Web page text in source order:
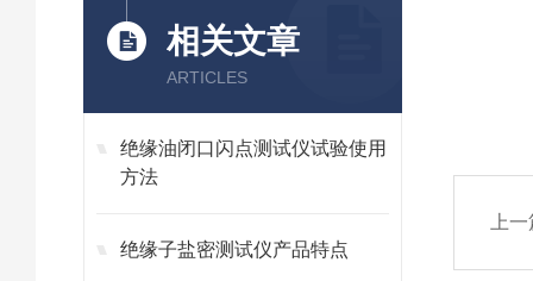
相关文章
ARTICLES
绝缘油闭口闪点测试仪试验使用
方法
绝缘子盐密测试仪产品特点
上